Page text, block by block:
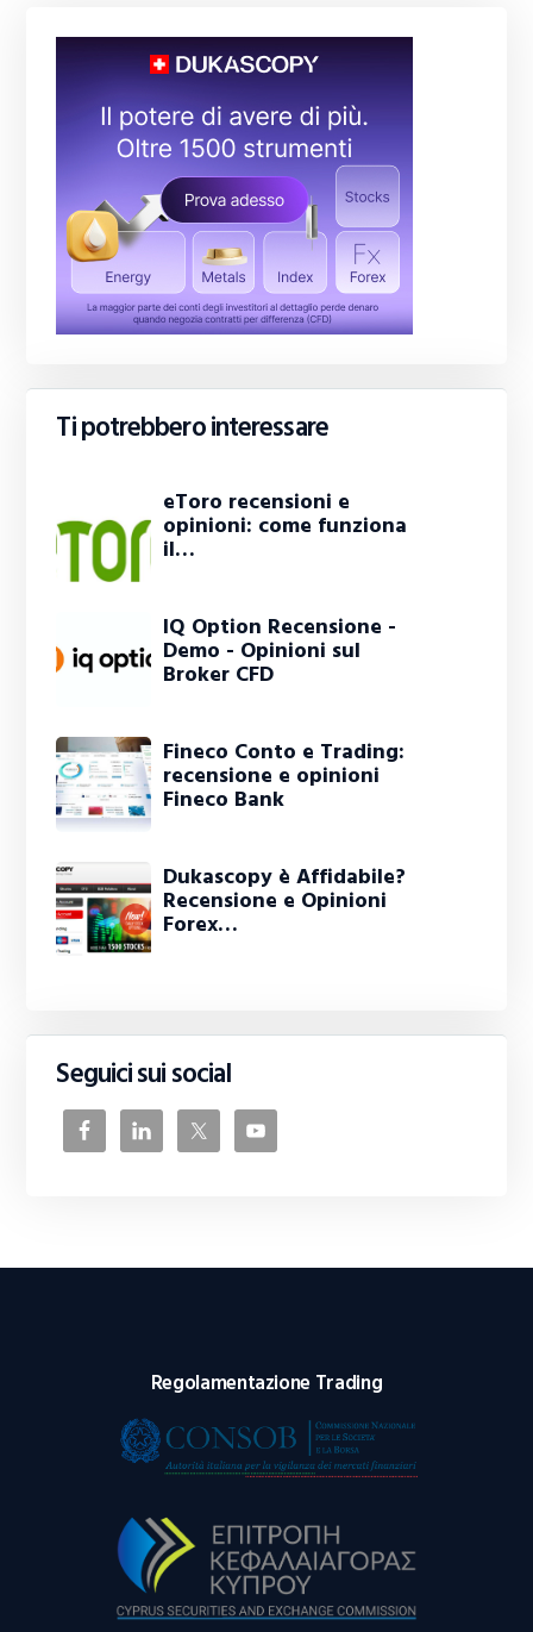
Ti potrebbero interessare
eToro recensioni e
opinioni: come funziona
il…
IQ Option Recensione -
Demo - Opinioni sul
Broker CFD
Fineco Conto e Trading:
recensione e opinioni
Fineco Bank
Dukascopy è Affidabile?
Recensione e Opinioni
Forex…
Seguici sui social
Regolamentazione Trading